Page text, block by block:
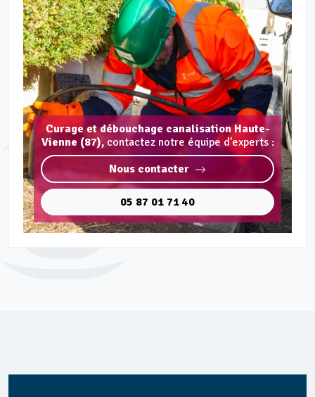
Curage et débouchage canalisation Haute-
Vienne (87), contactez notre équipe d'experts :
Nous contacter
05 87 01 71 40